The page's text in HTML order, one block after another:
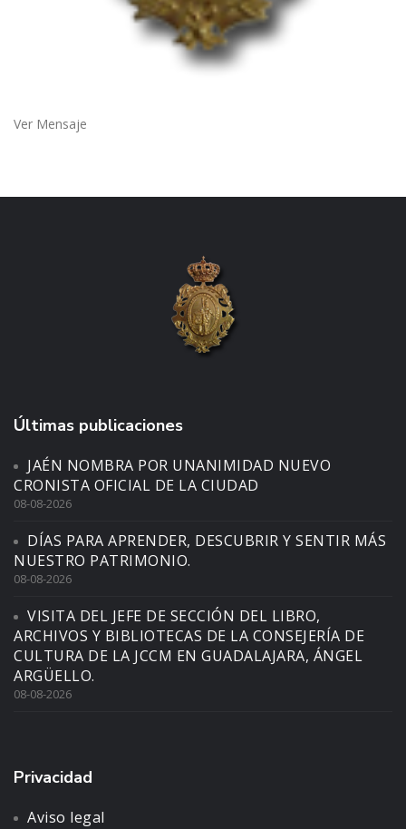
Ver Mensaje
Últimas publicaciones
JAÉN NOMBRA POR UNANIMIDAD NUEVO
CRONISTA OFICIAL DE LA CIUDAD
08-08-2026
DÍAS PARA APRENDER, DESCUBRIR Y SENTIR MÁS
NUESTRO PATRIMONIO.
08-08-2026
VISITA DEL JEFE DE SECCIÓN DEL LIBRO,
ARCHIVOS Y BIBLIOTECAS DE LA CONSEJERÍA DE
CULTURA DE LA JCCM EN GUADALAJARA, ÁNGEL
ARGÜELLO.
08-08-2026
Privacidad
Aviso legal